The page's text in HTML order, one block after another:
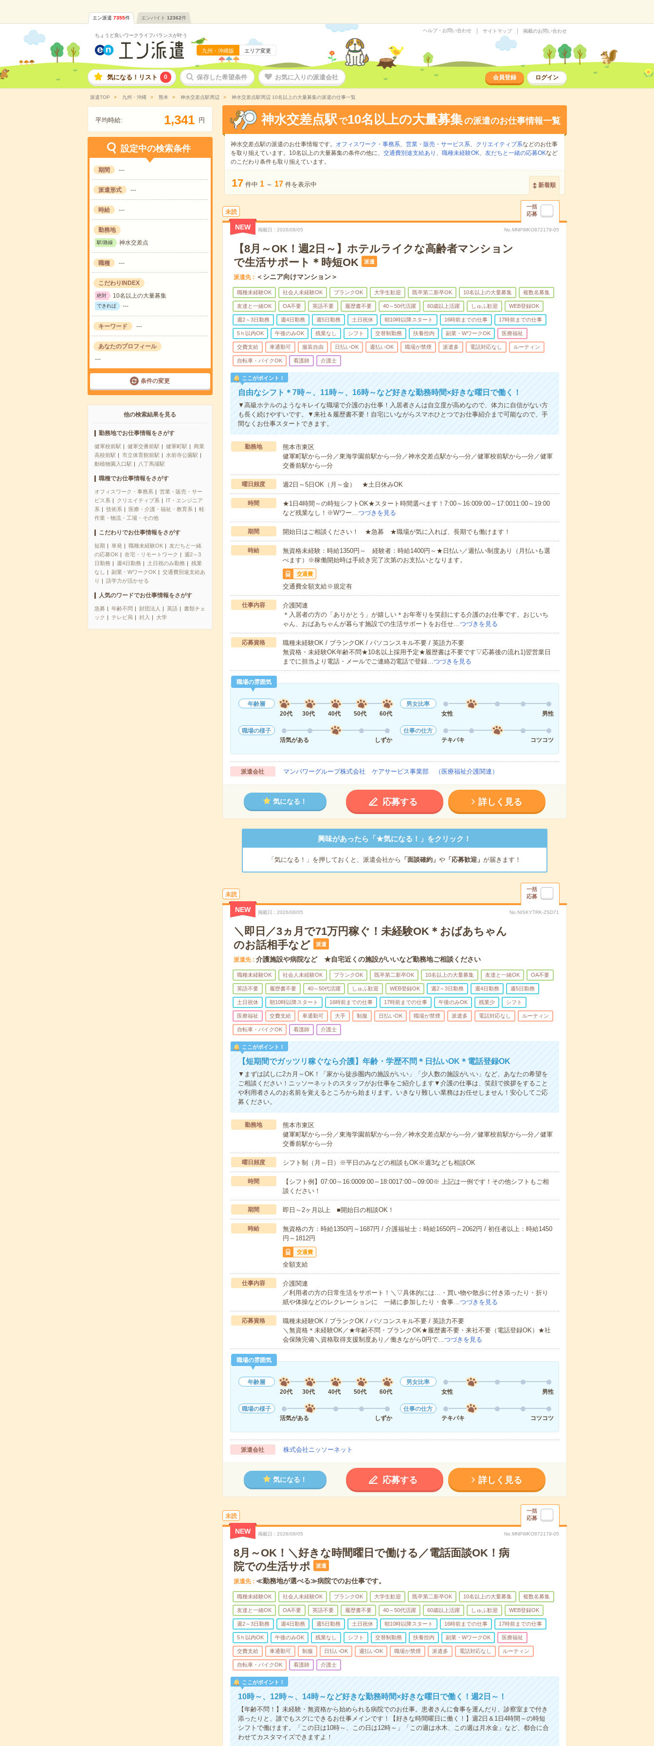
エン派遣 7355件 エンバイト 12362件
ちょうど良いワークライフバランスが叶う
九州・沖縄版 エリア変更
ヘルプ・お問い合わせ サイトマップ 掲載のお問い合わせ
気になる！リスト 0 保存した希望条件 お気に入りの派遣会社 会員登録 ログイン
派遣TOP 九州・沖縄 熊本 神水交差点駅周辺 神水交差点駅周辺 10名以上の大量募集の派遣の仕事一覧
平均時給: 1,341 円
設定中の検索条件
期間 ---
派遣形式 ---
時給 ---
勤務地
駅/路線 神水交差点
職種 ---
こだわりINDEX
絶対 10名以上の大量募集
できれば ---
キーワード ---
あなたのプロフィール
---
条件の変更
他の検索結果を見る
勤務地でお仕事情報をさがす
健軍校前駅 健軍交番前駅 健軍町駅
商業
高校前駅
市立体育館前駅
水前寺公園駅
動植物園入口駅
八丁馬場駅
職種でお仕事情報をさがす
オフィスワーク・事務系
営業・販売・サー
ビス系
クリエイティブ系
IT・エンジニア
系
技術系 医療・介護・福祉・教育系
軽
作業・物流・工場・その他
こだわりでお仕事情報をさがす
短期 単発 職種未経験OK
友だちと一緒
の応募OK
在宅・リモートワーク
週2～3
日勤務
週4日勤務 土日祝のみ勤務
残業
なし
副業・WワークOK
交通費別途支給あ
り
語学力が活かせる
人気のワードでお仕事情報をさがす
急募 年齢不問 財団法人 英語
書類チェ
ック
テレビ局 封入 大学
神水交差点駅 で10名以上の大量募集の派遣のお仕事情報一覧
神水交差点駅の派遣のお仕事情報です。 オフィスワーク・事務系、 営業・販売・サービス系、 クリエイティブ系などのお仕事
を取り揃えています。10名以上の大量募集の条件の他に、 交通費別途支給あり 、 職種未経験OK、 友だちと一緒の応募OKなど
のこだわり条件も取り揃えています。
17 件中 1 ～ 17 件を表示中 新着順
未読
一括
応募
NEW 掲載日 2026/08/05 No.MNPWKO872179-05
【8月～OK！週2日～】ホテルライクな高齢者マンション
で生活サポート＊時短OK
派遣
派遣先 ＜シニア向けマンション＞
職種未経験OK 社会人未経験OK ブランクOK 大学生歓迎 既卒第二新卒OK 10名以上の大量募集 複数名募集
友達と一緒OK OA不要 英語不要 履歴書不要 40～50代活躍 60歳以上活躍 しゅふ歓迎 WEB登録OK
週2～3日勤務 週4日勤務 週5日勤務 土日祝休 朝10時以降スタート 16時前までの仕事 17時前までの仕事
5ｈ以内OK 午後のみOK 残業なし シフト 交替制勤務 扶養控内 副業・WワークOK 医療福祉
交費支給 車通勤可 服装自由 日払いOK 週払いOK 職場が禁煙 派遣多 電話対応なし ルーティン
自転車・バイクOK 看護師 介護士
ここがポイント！
自由なシフト＊7時～、11時～、16時～など好きな勤務時間×好きな曜日で働く！
▼高級ホテルのようなキレイな職場で介護のお仕事！入居者さんは自立度が高めなので、体力に自信がない方
も長く続けやすいです。▼来社＆履歴書不要！自宅にいながらスマホひとつでお仕事紹介まで可能なので、手
間なくお仕事スタートできます。
勤務地
熊本市東区
健軍町駅から---分／東海学園前駅から---分／神水交差点駅から---分／健軍校前駅から---分／健軍
交番前駅から---分
曜日頻度 週2日～5日OK（月～金） ★土日休みOK
時間
★1日4時間～の時短シフトOK★スタート時間選べます！7:00～16:009:00～17:0011:00～19:00
など残業なし！※Wワー…つづきを見る
期間 開始日はご相談ください！ ★急募 ★職場が気に入れば、長期でも働けます！
時給
無資格未経験：時給1350円～ 経験者：時給1400円～★日払い／週払い制度あり（月払いも選
べます）※稼働開始時は手続き完了次第のお支払いとなります。
交通費
交通費全額支給※規定有
仕事内容
介護関連
＊入居者の方の「ありがとう」が嬉しい＊お年寄りを笑顔にする介護のお仕事です。おじいち
ゃん、おばあちゃんが暮らす施設での生活サポートをお任せ…つづきを見る
応募資格
職種未経験OK / ブランクOK / パソコンスキル不要 / 英語力不要
無資格・未経験OK年齢不問★10名以上採用予定★履歴書は不要です▽応募後の流れ1)翌営業日
までに担当より電話・メールでご連絡2)電話で登録…つづきを見る
職場の雰囲気
年齢層
20代
30代 40代 50代 60代
男女比率
女性
男性
職場の様子
活気がある
しずか
仕事の仕方
テキパキ
コツコツ
派遣会社 マンパワーグループ株式会社 ケアサービス事業部 （医療福祉介護関連）
気になる！ 応募する 詳しく見る
興味があったら「★気になる！」をクリック！
「気になる！」を押しておくと、派遣会社から 「面談確約」 や「応募歓迎」 が届きます！
未読
一括
応募
NEW 掲載日 2026/08/05 No.NISKYTRK-2SD71
＼即日／3ヵ月で71万円稼ぐ！未経験OK＊おばあちゃん
のお話相手など
派遣
派遣先 介護施設や病院など ★自宅近くの施設がいいなど勤務地ご相談ください
職種未経験OK 社会人未経験OK ブランクOK 既卒第二新卒OK 10名以上の大量募集 友達と一緒OK OA不要
英語不要 履歴書不要 40～50代活躍 しゅふ歓迎 WEB登録OK 週2～3日勤務 週4日勤務 週5日勤務
土日祝休 朝10時以降スタート 16時前までの仕事 17時前までの仕事 午後のみOK 残業少 シフト
医療福祉 交費支給 車通勤可 大手 制服 日払いOK 職場が禁煙 派遣多 電話対応なし ルーティン
自転車・バイクOK 看護師 介護士
ここがポイント！
【短期間でガッツリ稼ぐなら介護】年齢・学歴不問＊日払いOK＊電話登録OK
▼まずは試しに2カ月～OK！「家から徒歩圏内の施設がいい」「少人数の施設がいい」など、あなたの希望を
ご相談ください！ニッソーネットのスタッフがお仕事をご紹介します▼介護の仕事は、笑顔で挨拶をすること
や利用者さんのお名前を覚えるところから始まります。いきなり難しい業務はお任せしません！安心してご応
募ください。
勤務地
熊本市東区
健軍町駅から---分／東海学園前駅から---分／神水交差点駅から---分／健軍校前駅から---分／健軍
交番前駅から---分
曜日頻度 シフト制（月～日）※平日のみなどの相談もOK※週3なども相談OK
時間
【シフト例】07:00～16:0009:00～18:0017:00～09:00※ 上記は一例です！その他シフトもご相
談ください！
期間 即日～2ヶ月以上 ■開始日の相談OK！
時給
無資格の方：時給1350円～1687円 / 介護福祉士：時給1650円～2062円 / 初任者以上：時給1450
円～1812円
交通費
全額支給
仕事内容
介護関連
／利用者の方の日常生活をサポート！＼▽具体的には…・買い物や散歩に付き添ったり・折り
紙や体操などのレクレーションに 一緒に参加したり・食事…つづきを見る
応募資格
職種未経験OK / ブランクOK / パソコンスキル不要 / 英語力不要
＼無資格＊未経験OK／★年齢不問・ブランクOK★履歴書不要・来社不要（電話登録OK）★社
会保険完備＼資格取得支援制度あり／働きながら0円で…つづきを見る
職場の雰囲気
年齢層
20代
30代 40代 50代 60代
男女比率
女性
男性
職場の様子
活気がある
しずか
仕事の仕方
テキパキ
コツコツ
派遣会社 株式会社ニッソーネット
気になる！ 応募する 詳しく見る
未読
一括
応募
NEW 掲載日 2026/08/05 No.MNPWKO872179-05
8月～OK！＼好きな時間曜日で働ける／電話面談OK！病
院での生活サポ
派遣
派遣先 ≪勤務地が選べる≫病院でのお仕事です。
職種未経験OK 社会人未経験OK ブランクOK 大学生歓迎 既卒第二新卒OK 10名以上の大量募集 複数名募集
友達と一緒OK OA不要 英語不要 履歴書不要 40～50代活躍 60歳以上活躍 しゅふ歓迎 WEB登録OK
週2～3日勤務 週4日勤務 週5日勤務 土日祝休 朝10時以降スタート 16時前までの仕事 17時前までの仕事
5ｈ以内OK 午後のみOK 残業なし シフト 交替制勤務 扶養控内 副業・WワークOK 医療福祉
交費支給 車通勤可 制服 日払いOK 週払いOK 職場が禁煙 派遣多 電話対応なし ルーティン
自転車・バイクOK 看護師 介護士
ここがポイント！
10時～、12時～、14時～など好きな勤務時間×好きな曜日で働く！週2日～！
【年齢不問！】未経験・無資格から始められる病院でのお仕事。患者さんに食事を運んだり、診察室まで付き
添ったりと、誰でもスグにできるお仕事メインです！【好きな時間曜日に働く！】週2日＆1日4時間～の時短
シフトで働けます。「この日は10時～、この日は12時～」「この週は水木、この週は月水金」など、都合に合
わせてカスタマイズできますよ！